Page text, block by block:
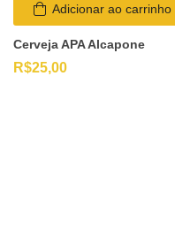
Adicionar ao carrinho
Cerveja APA Alcapone
R$25,00